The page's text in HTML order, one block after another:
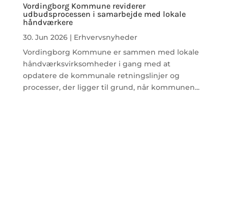
Vordingborg Kommune reviderer
udbudsprocessen i samarbejde med lokale
håndværkere
30. Jun 2026| Erhvervsnyheder
Vordingborg Kommune er sammen med lokale
håndværksvirksomheder i gang med at
opdatere de kommunale retningslinjer og
processer, der ligger til grund, når kommunen...